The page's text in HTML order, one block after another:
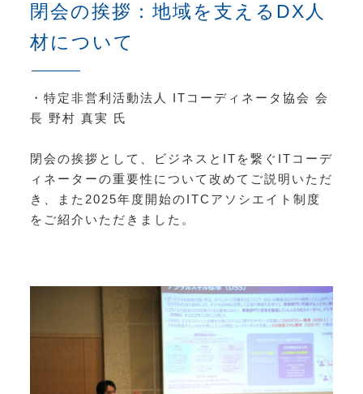
閉会の挨拶：地域を支えるDX人
材について
・特定非営利活動法人 ITコーディネータ協会 会
長 野村 真実 氏
閉会の挨拶として、ビジネスとITを繋ぐITコーデ
ィネーターの重要性について改めてご説明いただ
き、また2025年度開始のITCアソシエイト制度
をご紹介いただきました。